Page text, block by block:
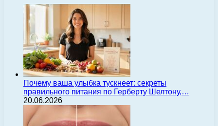
Почему ваша улыбка тускнеет: секреты
правильного питания по Герберту Шелтону,…
20.06.2026